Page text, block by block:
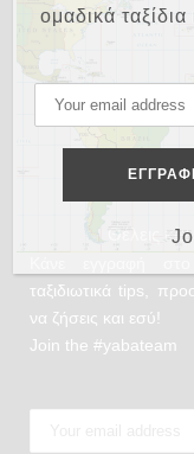
Θέλεις
ταξιδιωτικά tips,
να ζήσεις και εσύ!
Join the #yabateam
ομαδικά